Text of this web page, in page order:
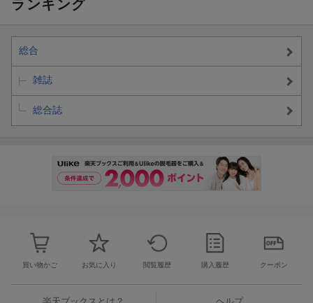
・専門家に聞く 2026年日本株の展望
・あけおめ退職 正社員の3割が「思った」
・岡田准一インタビュー「柔らかさは優しさの極意」
・「発酵漬けおき」生活のすすめ
・恐竜大夜行に熱狂 世界初の自立歩行を生み出すまでの軌跡
子屋で子ども食堂
・［女性×働く］生涯未婚率17.81％ 私の介護は誰がしてくれる
・［eyes］姜 尚中、東 浩紀
・佐藤 優の実践ニュース塾
・武田砂鉄［今週のわだかまり］
・田内 学の経済のミカタ
ランキング
総合
雑誌
総合誌
買い物かご お気に入り 閲覧履歴 購入履歴 クーポン